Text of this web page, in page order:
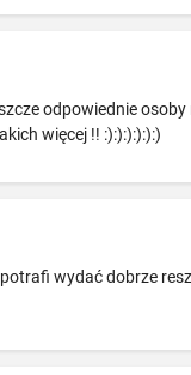
odpowiednie
więcej !! :):):):):):)
wydać dobrze